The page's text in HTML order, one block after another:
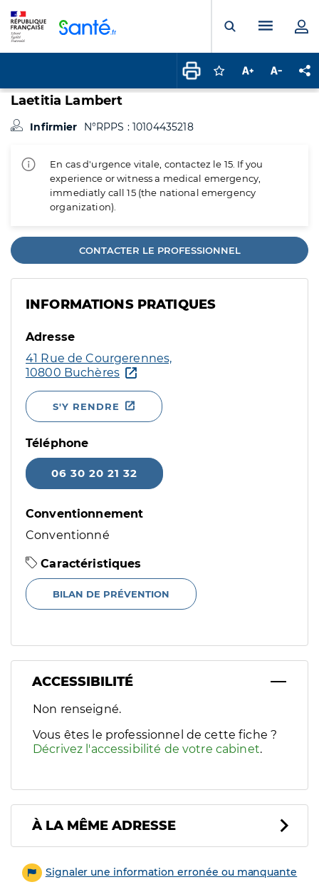
Ouvrir laMenu
Connectez-vous
Augmenter la
Laetitia Lambert
Infirmier N°RPPS : 10104435218
En cas d'urgence vitale, contactez le 15. If you
experience or witness a medical emergency,
immediatly call 15 (the national emergency
organization).
CONTACTER LE PROFESSIONNEL
INFORMATIONS PRATIQUES
Adresse
41 Rue de Courgerennes,
10800 Buchères
S'Y RENDRE
Téléphone
06 30 20 21 32
Conventionnement
Conventionné
Caractéristiques
BILAN DE PRÉVENTION
ACCESSIBILITÉ
Filtres
Sélectionnez un ou plusieurs handicaps/besoins
Non renseigné.
Vous êtes le professionnel de cette fiche ?
Décrivez l'accessibilité de votre cabinet.
À LA MÊME ADRESSE
Signaler une information erronée ou manquante